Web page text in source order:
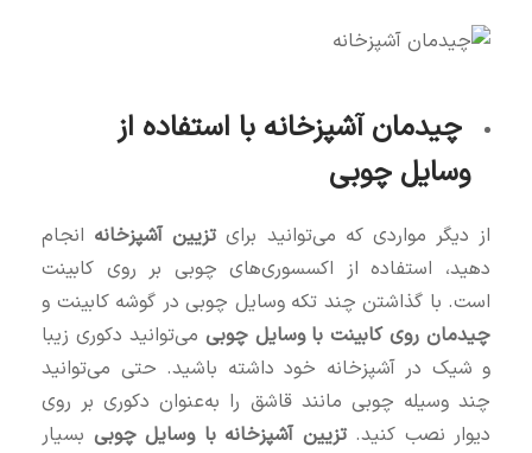
چیدمان آشپزخانه با استفاده از
وسایل چوبی
از دیگر مواردی که می‌توانید برایتزیین آشپزخانه انجام
دهید، استفاده از اکسسوری‌های چوبی بر روی کابینت
است. با گذاشتن چند تکه وسایل چوبی در گوشه کابینت و
چیدمان روی کابینت با وسایل چوبی می‌توانید دکوری زیبا
و شیک در آشپزخانه خود داشته باشید. حتی می‌توانید
چند وسیله چوبی مانند قاشق را به‌عنوان دکوری بر روی
دیوار نصب کنید.تزیین آشپزخانه با وسایل چوبی بسیار